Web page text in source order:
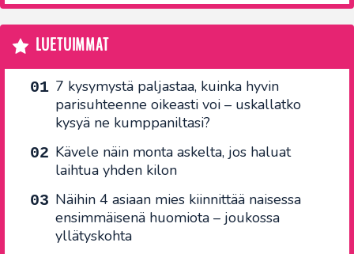
LUETUIMMAT
7 kysymystä paljastaa, kuinka hyvin
parisuhteenne oikeasti voi – uskallatko
kysyä ne kumppaniltasi?
Kävele näin monta askelta, jos haluat
laihtua yhden kilon
Näihin 4 asiaan mies kiinnittää naisessa
ensimmäisenä huomiota – joukossa
yllätyskohta